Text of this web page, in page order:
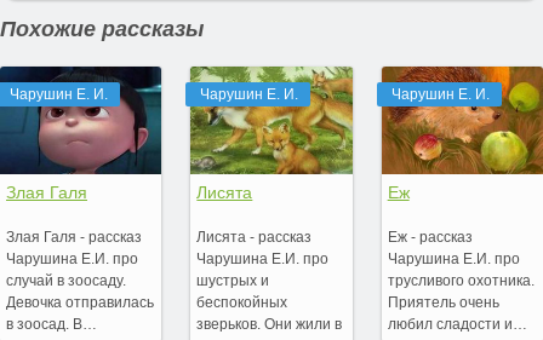
Похожие рассказы
Чарушин Е. И.
Злая Галя
Злая Галя - рассказ
Чарушина Е.И. про
случай в зоосаду.
Девочка отправилась
в зоосад. В…
Чарушин Е. И.
Лисята
Лисята - рассказ
Чарушина Е.И. про
шустрых и
беспокойных
зверьков. Они жили в
Чарушин Е. И.
Еж
Еж - рассказ
Чарушина Е.И. про
трусливого охотника.
Приятель очень
любил сладости и…